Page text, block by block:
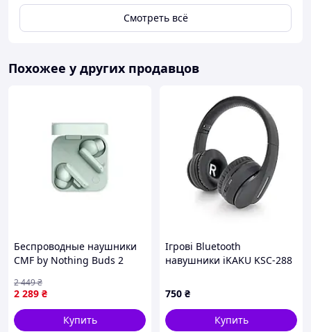
Технические характеристики:
Чипсет Bluetooth: AB5656C
Расстояние передачи: 10 м
Время зарядки: около 2 часов
Время зарядки зарядного устройства:
Время воспроизведения музыки: около 6,5
часов 50% громкости
Управление: сенсорное управление
Сопротивление: 16 Ом ± 10%
Драйвер: Φ12 мм динамический
Частота: 20 Гц ~ 20 кГц
наушник, зарядное устройство 600 мАч
Порт зарядки: Type-C
Водонепроницаемость IPX5
Смотреть всё
Похожее у других продавцов
Беспроводные наушники
CMF by Nothing Buds 2
2 289 ₴
2 449₴
Купить
Ігрові Bluetooth
навушники iKAKU KSC-288
750 ₴
Купить